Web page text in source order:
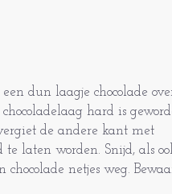
dun laagje chocolade
hard is
de andere kant met
laten worden. Snijd, als
netjes weg.